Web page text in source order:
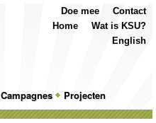
Campagnes
Projecten
Contact
Doe mee
Wat is KSU?
Home
English